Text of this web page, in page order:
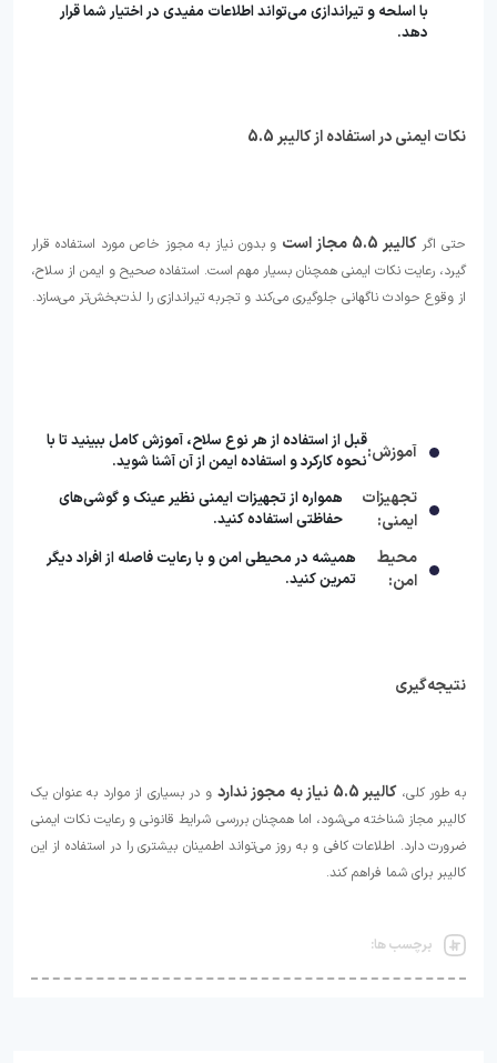
با اسلحه و تیراندازی می‌تواند اطلاعات مفیدی در اختیار شما قرار
دهد.
نکات ایمنی در استفاده از کالیبر 5.5
حتی اگرکالیبر 5.5 مجاز است
و بدون نیاز به مجوز خاص مورد استفاده قرار
گیرد، رعایت نکات ایمنی همچنان بسیار مهم است. استفاده صحیح و ایمن از سلاح،
از وقوع حوادث ناگهانی جلوگیری می‌کند و تجربه تیراندازی را لذت‌بخش‌تر می‌سازد.
آموزش:قبل از استفاده از هر نوع سلاح، آموزش کامل ببینید تا با
نحوه کارکرد و استفاده ایمن از آن آشنا شوید.
تجهیزات
ایمنی:
همواره از تجهیزات ایمنی نظیر عینک و گوشی‌های
حفاظتی استفاده کنید.
محیط
امن:
همیشه در محیطی امن و با رعایت فاصله از افراد دیگر
تمرین کنید.
نتیجه‌گیری
به طور کلی،کالیبر 5.5 نیاز به مجوز ندارد
و در بسیاری از موارد به عنوان یک
کالیبر مجاز شناخته می‌شود، اما همچنان بررسی شرایط قانونی و رعایت نکات ایمنی
ضرورت دارد. اطلاعات کافی و به روز می‌تواند اطمینان بیشتری را در استفاده از این
کالیبر برای شما فراهم کند.
برچسب ها: